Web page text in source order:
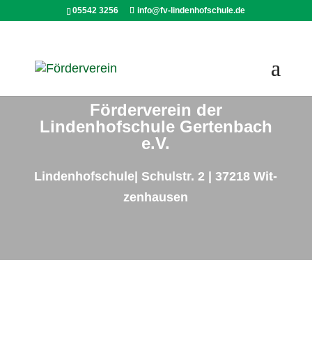
05542 3256 info@fv-lindenhofschule.de
Förderverein der
Lindenhofschule Gertenbach
e.V.
Lin­den­hof­schu­le| Schul­str. 2 | 37218 Wit­
zen­hau­sen